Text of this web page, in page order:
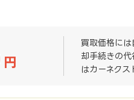
円
買取価格に
却手続きの
はカーネクス